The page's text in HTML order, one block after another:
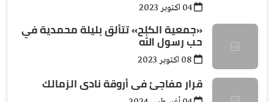
«جمعية الكلح» تتألق بليلة محمدية في
حب رسول الله
قرار مفاجئ فى أروقة نادى الزمالك